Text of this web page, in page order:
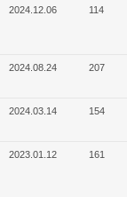
2024.12.06 114
2024.08.24 207
2024.03.14 154
2023.01.12 161